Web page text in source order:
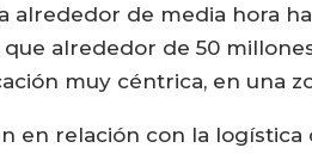
alrededor de media hora
que alrededor de 50
muy céntrica, en una
en relación con la